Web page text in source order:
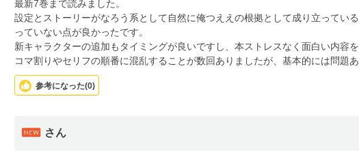
最新7巻まで読みました。
設定とストーリーがなろう系として自然に俺つええの根拠として成り立ってい
っていない点が良かったです。
新キャラクターの追加もタイミングが良いですし、本ストレスなく面白い内容
コマ割りやセリフの順番に混乱することが数回ありましたが、基本的には問題
参考になった(0)
さん